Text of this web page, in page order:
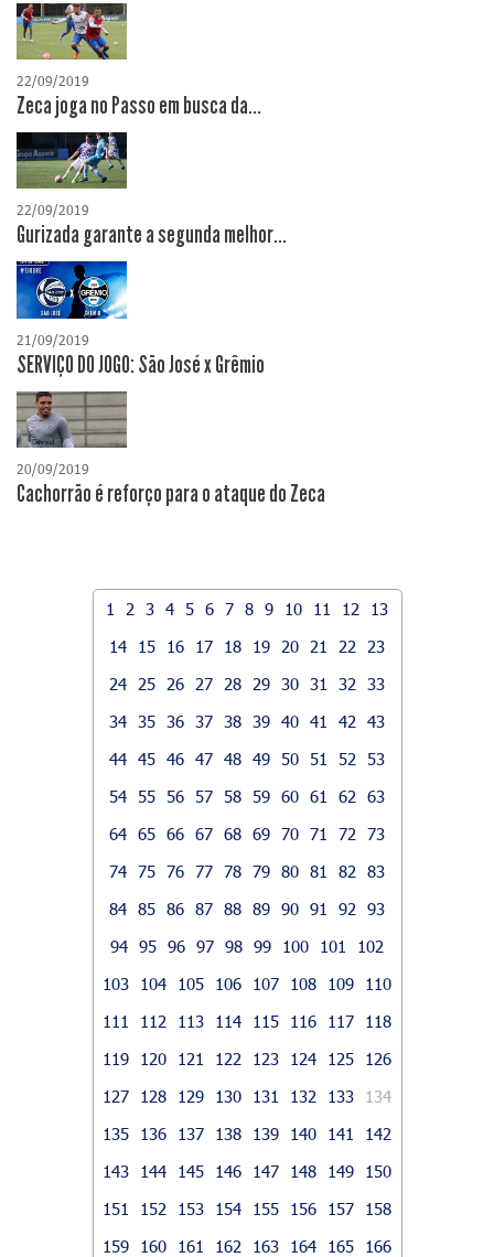
22/09/2019
Zeca joga no Passo em busca da...
22/09/2019
Gurizada garante a segunda melhor...
21/09/2019
SERVIÇO DO JOGO: São José x Grêmio
20/09/2019
Cachorrão é reforço para o ataque do Zeca
1 2 3 4 5 6 7 8 9 10 11 12
13
14
15 16 17 18 19 20 21 22
23
24
25 26 27 28 29 30 31 32
33
34 35 36 37 38 39 40 41 42
43
44 45 46 47 48 49 50 51 52
53
54 55 56 57 58 59 60 61 62
63
64 65 66 67 68 69 70 71 72
73
74 75 76 77 78 79 80 81 82
83
84 85 86 87 88 89 90 91 92
93
94 95 96 97 98 99 100 101
102
103
104 105 106 107 108 109
110
111
112 113 114 115 116 117
118
119
120 121 122 123 124 125
126
127
128 129 130 131 132 133
134
135
136 137 138 139 140 141
142
143
144 145 146 147 148 149
150
151
152 153 154 155 156 157
158
159
160 161 162 163 164 165
166